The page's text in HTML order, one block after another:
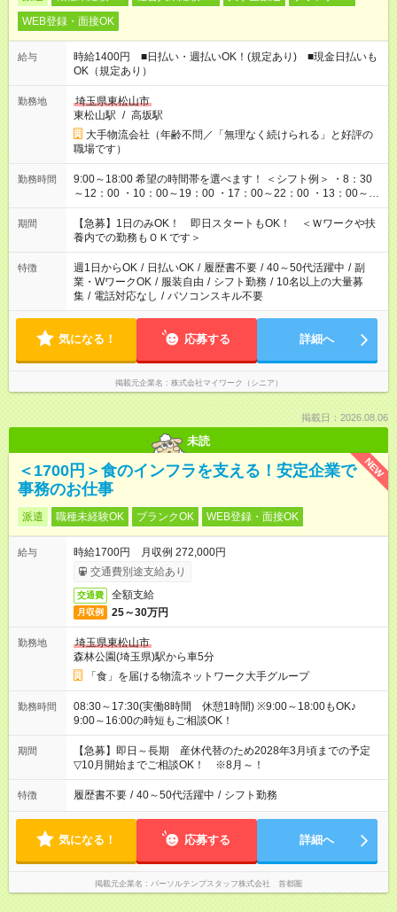
WEB登録・面接OK
給与
時給1400円 ■日払い・週払いOK！(規定あり) ■現金日払いも
OK（規定あり）
勤務地
埼玉県東松山市
東松山駅 / 高坂駅
大手物流会社（年齢不問／「無理なく続けられる」と好評の
職場です）
勤務時間
9:00～18:00 希望の時間帯を選べます！ ＜シフト例＞ ・8：30
～12：00 ・10：00～19：00 ・17：00～22：00 ・13：00～
22：00 ・22：00～翌6：00 など
期間
【急募】1日のみOK！ 即日スタートもOK！ ＜Ｗワークや扶
養内での勤務もＯＫです＞
特徴 週1日からOK / 日払いOK / 履歴書不要 / 40～50代活躍中 / 副
業・WワークOK / 服装自由 / シフト勤務 / 10名以上の大量募
集 / 電話対応なし / パソコンスキル不要
気になる！ 応募する 詳細へ
掲載元企業名 株式会社マイワーク（シニア）
掲載日：2026.08.06
未読
NEW
＜1700円＞食のインフラを支える！安定企業で
事務のお仕事
派遣 職種未経験OK ブランクOK WEB登録・面接OK
給与
時給1700円 月収例 272,000円
交通費別途支給あり
交通費 全額支給
月収例 25～30万円
勤務地
埼玉県東松山市
森林公園(埼玉県)駅から車5分
「食」を届ける物流ネットワーク大手グループ
勤務時間
08:30～17:30(実働8時間 休憩1時間) ※9:00～18:00もOK♪
9:00～16:00の時短もご相談OK！
期間
【急募】即日～長期 産休代替のため2028年3月頃までの予定
▽10月開始までご相談OK！ ※8月～！
特徴 履歴書不要 / 40～50代活躍中 / シフト勤務
気になる！ 応募する 詳細へ
掲載元企業名 パーソルテンプスタッフ株式会社 首都圏